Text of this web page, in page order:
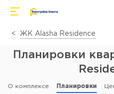
ЖК Alasha Residence
Планировки
О комплексе Планировки